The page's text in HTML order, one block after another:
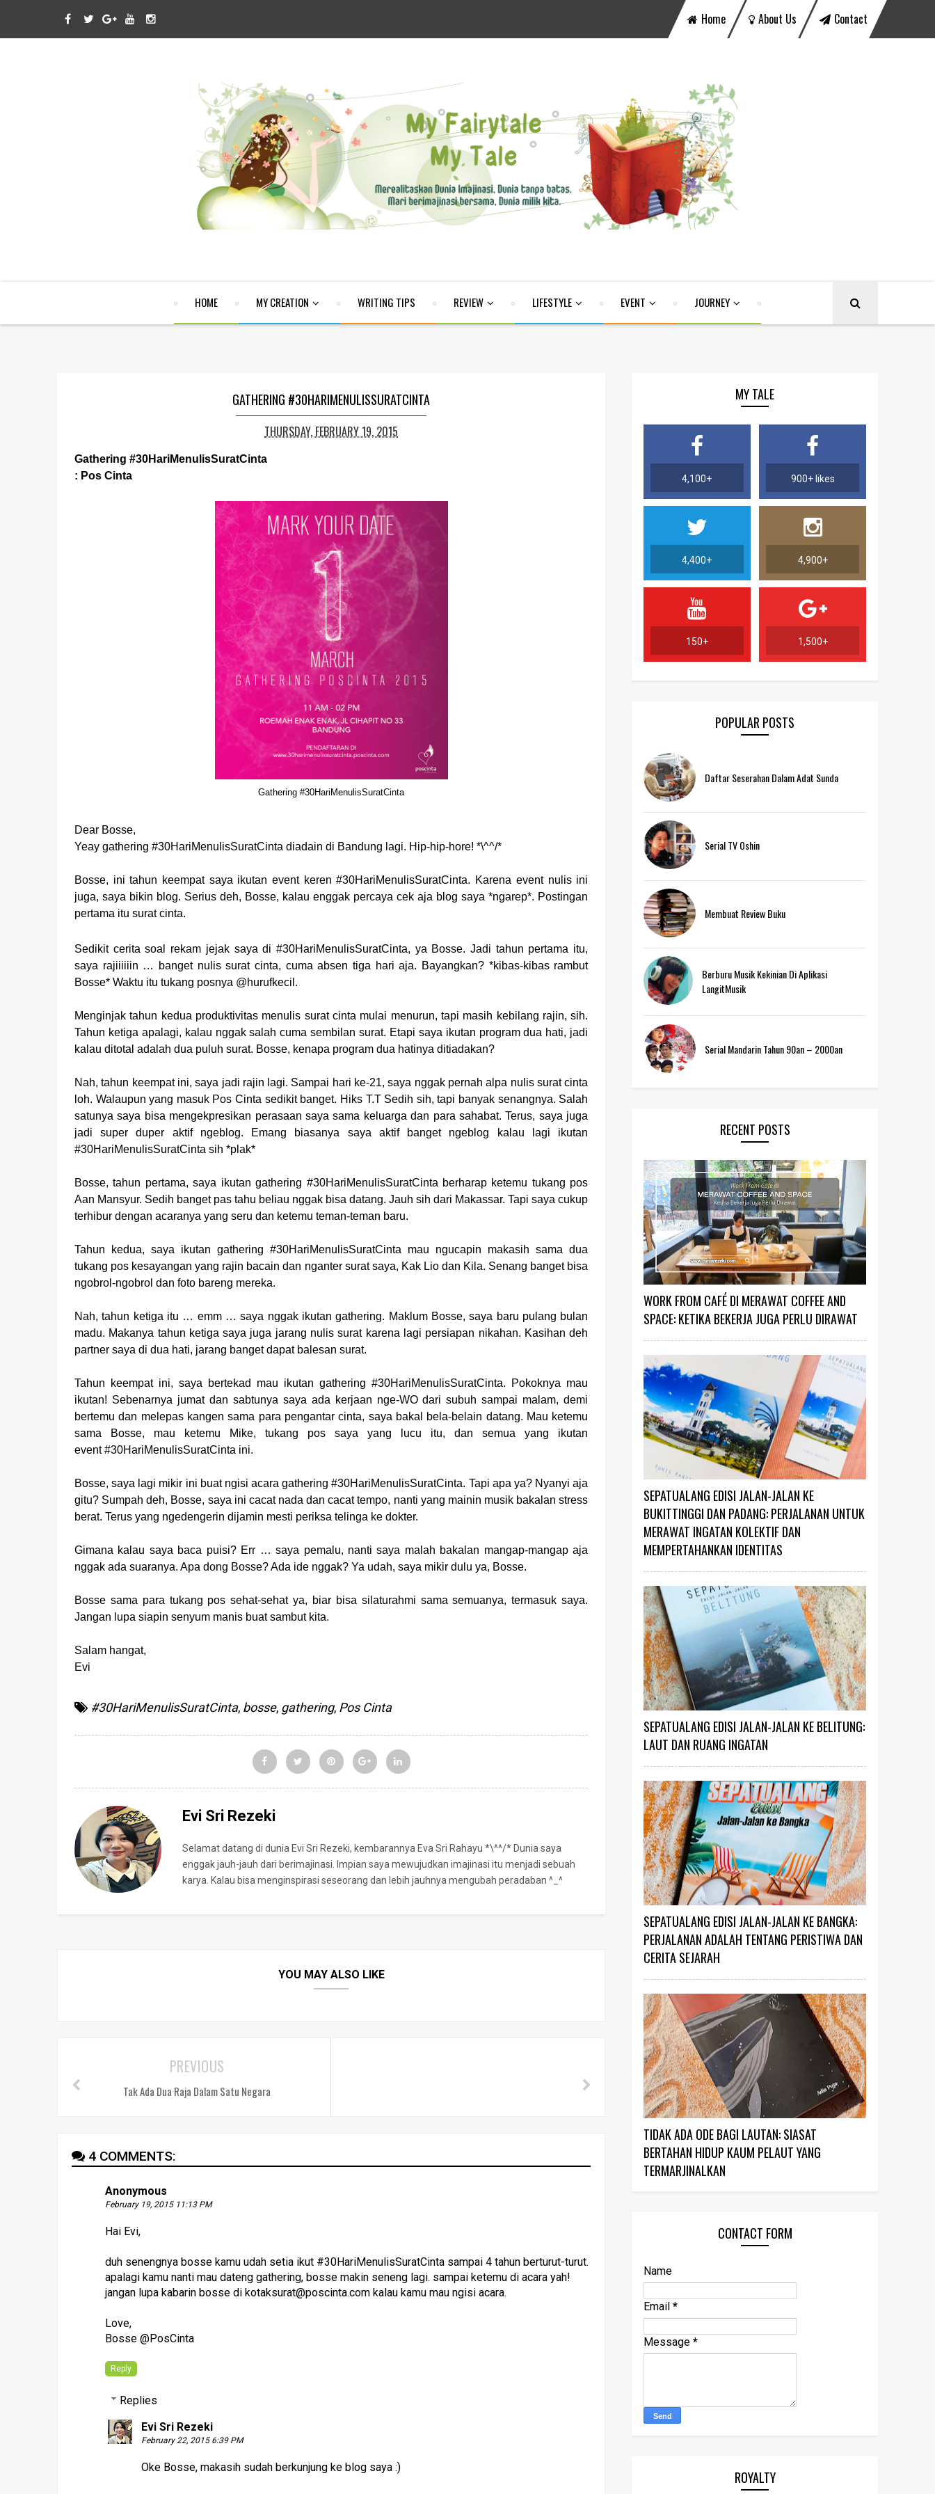
Home About Us Contact
HOME MY CREATION WRITING TIPS REVIEW LIFESTYLE EVENT JOURNEY
GATHERING #30HARIMENULISSURATCINTA
THURSDAY, FEBRUARY 19, 2015
Gathering #30HariMenulisSuratCinta
: Pos Cinta
Gathering #30HariMenulisSuratCinta
Dear Bosse,
Yeay gathering #30HariMenulisSuratCinta diadain di Bandung lagi. Hip-hip-hore! *\^^/*
Bosse, ini tahun keempat saya ikutan event keren #30HariMenulisSuratCinta. Karena event nulis ini
juga, saya bikin blog. Serius deh, Bosse, kalau enggak percaya cek aja blog saya *ngarep*. Postingan
pertama itu surat cinta.
Sedikit cerita soal rekam jejak saya di #30HariMenulisSuratCinta, ya Bosse. Jadi tahun pertama itu,
saya rajiiiiiin … banget nulis surat cinta, cuma absen tiga hari aja. Bayangkan? *kibas-kibas rambut
Bosse* Waktu itu tukang posnya @hurufkecil.
Menginjak tahun kedua produktivitas menulis surat cinta mulai menurun, tapi masih kebilang rajin, sih.
Tahun ketiga apalagi, kalau nggak salah cuma sembilan surat. Etapi saya ikutan program dua hati, jadi
kalau ditotal adalah dua puluh surat. Bosse, kenapa program dua hatinya ditiadakan?
Nah, tahun keempat ini, saya jadi rajin lagi. Sampai hari ke-21, saya nggak pernah alpa nulis surat cinta
loh. Walaupun yang masuk Pos Cinta sedikit banget. Hiks T.T Sedih sih, tapi banyak senangnya. Salah
satunya saya bisa mengekpresikan perasaan saya sama keluarga dan para sahabat. Terus, saya juga
jadi super duper aktif ngeblog. Emang biasanya saya aktif banget ngeblog kalau lagi ikutan
#30HariMenulisSuratCinta sih *plak*
Bosse, tahun pertama, saya ikutan gathering #30HariMenulisSuratCinta berharap ketemu tukang pos
Aan Mansyur. Sedih banget pas tahu beliau nggak bisa datang. Jauh sih dari Makassar. Tapi saya cukup
terhibur dengan acaranya yang seru dan ketemu teman-teman baru.
Tahun kedua, saya ikutan gathering #30HariMenulisSuratCinta mau ngucapin makasih sama dua
tukang pos kesayangan yang rajin bacain dan nganter surat saya, Kak Lio dan Kila. Senang banget bisa
ngobrol-ngobrol dan foto bareng mereka.
Nah, tahun ketiga itu … emm … saya nggak ikutan gathering. Maklum Bosse, saya baru pulang bulan
madu. Makanya tahun ketiga saya juga jarang nulis surat karena lagi persiapan nikahan. Kasihan deh
partner saya di dua hati, jarang banget dapat balesan surat.
Tahun keempat ini, saya bertekad mau ikutan gathering #30HariMenulisSuratCinta. Pokoknya mau
ikutan! Sebenarnya jumat dan sabtunya saya ada kerjaan nge-WO dari subuh sampai malam, demi
bertemu dan melepas kangen sama para pengantar cinta, saya bakal bela-belain datang. Mau ketemu
sama Bosse, mau ketemu Mike, tukang pos saya yang lucu itu, dan semua yang ikutan
event#30HariMenulisSuratCinta ini.
Bosse, saya lagi mikir ini buat ngisi acara gathering #30HariMenulisSuratCinta. Tapi apa ya? Nyanyi aja
gitu? Sumpah deh, Bosse, saya ini cacat nada dan cacat tempo, nanti yang mainin musik bakalan stress
berat. Terus yang ngedengerin dijamin mesti periksa telinga ke dokter.
Gimana kalau saya baca puisi? Err … saya pemalu, nanti saya malah bakalan mangap-mangap aja
nggak ada suaranya. Apa dong Bosse? Ada ide nggak? Ya udah, saya mikir dulu ya, Bosse.
Bosse sama para tukang pos sehat-sehat ya, biar bisa silaturahmi sama semuanya, termasuk saya.
Jangan lupa siapin senyum manis buat sambut kita.
Salam hangat,
Evi
#30HariMenulisSuratCinta, bosse, gathering, Pos Cinta
Evi Sri Rezeki
Selamat datang di dunia Evi Sri Rezeki, kembarannya Eva Sri Rahayu *\^^/* Dunia saya
enggak jauh-jauh dari berimajinasi. Impian saya mewujudkan imajinasi itu menjadi sebuah
karya. Kalau bisa menginspirasi seseorang dan lebih jauhnya mengubah peradaban ^_^
YOU MAY ALSO LIKE
PREVIOUS
Tak Ada Dua Raja Dalam Satu Negara
4 COMMENTS:
Anonymous
February 19, 2015 11:13 PM
Hai Evi,
duh senengnya bosse kamu udah setia ikut #30HariMenulisSuratCinta sampai 4 tahun berturut-turut.
apalagi kamu nanti mau dateng gathering, bosse makin seneng lagi. sampai ketemu di acara yah!
jangan lupa kabarin bosse di kotaksurat@poscinta.com kalau kamu mau ngisi acara.
Love,
Bosse @PosCinta
Reply
Replies
Evi Sri Rezeki
February 22, 2015 6:39 PM
Oke Bosse, makasih sudah berkunjung ke blog saya :)
MY TALE
4,100+ 900+ likes
4,400+ 4,900+
150+ 1,500+
POPULAR POSTS
Daftar Seserahan Dalam Adat Sunda
Serial TV Oshin
Membuat Review Buku
Berburu Musik Kekinian Di Aplikasi
LangitMusik
Serial Mandarin Tahun 90an – 2000an
RECENT POSTS
WORK FROM CAFÉ DI MERAWAT COFFEE AND
SPACE: KETIKA BEKERJA JUGA PERLU DIRAWAT
SEPATUALANG EDISI JALAN-JALAN KE
BUKITTINGGI DAN PADANG: PERJALANAN UNTUK
MERAWAT INGATAN KOLEKTIF DAN
MEMPERTAHANKAN IDENTITAS
SEPATUALANG EDISI JALAN-JALAN KE BELITUNG:
LAUT DAN RUANG INGATAN
SEPATUALANG EDISI JALAN-JALAN KE BANGKA:
PERJALANAN ADALAH TENTANG PERISTIWA DAN
CERITA SEJARAH
TIDAK ADA ODE BAGI LAUTAN: SIASAT
BERTAHAN HIDUP KAUM PELAUT YANG
TERMARJINALKAN
CONTACT FORM
Name
Email *
Message *
ROYALTY